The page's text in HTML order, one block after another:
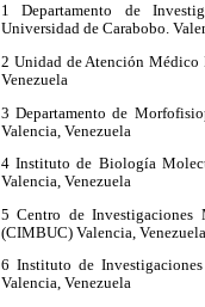
1 Departamento de
Universidad de Carabobo.
2 Unidad de Atención Médico
Venezuela
3 Departamento de
Valencia, Venezuela
4 Instituto de Biología
Valencia, Venezuela
5 Centro de Investigaciones
(CIMBUC) Valencia, Venezuela
6 Instituto de
Valencia, Venezuela